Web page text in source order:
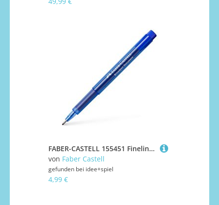
FABER-CASTELL 155451 Fineliner BROADPEN 1554 blau
von Faber Castell
gefunden bei idee+spiel
4,99 €